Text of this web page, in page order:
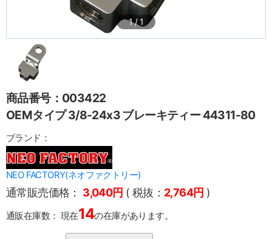
1/1
商品番号：003422
OEMタイプ 3/8-24x3 ブレーキティー 44311-80
ブランド：
NEO FACTORY(ネオファクトリー)
通常販売価格： 3,040円 ( 税抜： 2,764円 )
通販在庫数： 現在14の在庫があります。